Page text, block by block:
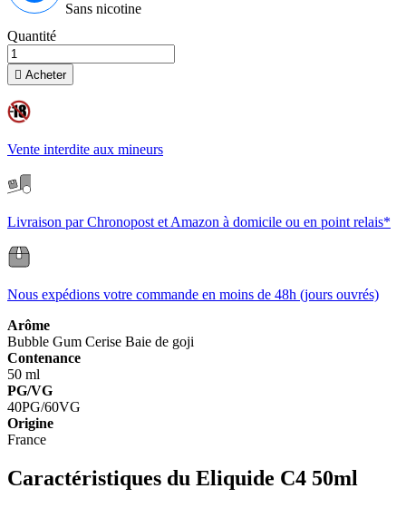
Sans nicotine
Quantité
 Acheter
Vente interdite aux mineurs
Livraison par Chronopost et Amazon à domicile ou en point relais*
Nous expédions votre commande en moins de 48h (jours ouvrés)
Arôme
Bubble Gum Cerise Baie de goji
Contenance
50 ml
PG/VG
40PG/60VG
Origine
France
Caractéristiques du Eliquide C4 50ml